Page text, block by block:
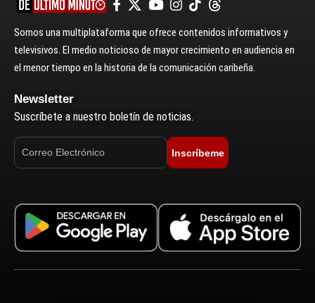
Somos una multiplataforma que ofrece contenidos informativos y
televisivos. El medio noticioso de mayor crecimiento en audiencia en
el menor tiempo en la historia de la comunicación caribeña.
Newsletter
Suscríbete a nuestro boletín de noticias.
Inscríbeme